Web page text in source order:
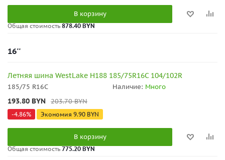
В корзину
Общая стоимость 878.40 BYN
16''
Летняя шина WestLake H188 185/75R16C 104/102R
185/75 R16C Наличие: Много
193.80 BYN 203.70BYN
-4.86% Экономия 9.90 BYN
В корзину
Общая стоимость 775.20 BYN